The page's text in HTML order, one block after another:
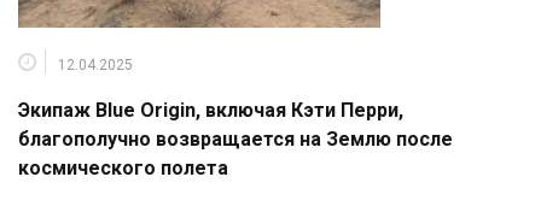
12.04.2025
Экипаж Blue Origin, включая Кэти Перри,
благополучно возвращается на Землю после
космического полета